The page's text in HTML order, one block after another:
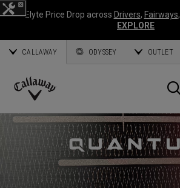
Elyte Price Drop across Drivers, Fairways,
EXPLORE
CALLAWAY ODYSSEY OUTLET
Callaway